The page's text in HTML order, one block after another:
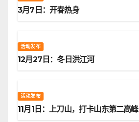
3月7日：开春热身
活动发布
12月27日：冬日洪江河
活动发布
11月1日：上刀山，打卡山东第二高峰